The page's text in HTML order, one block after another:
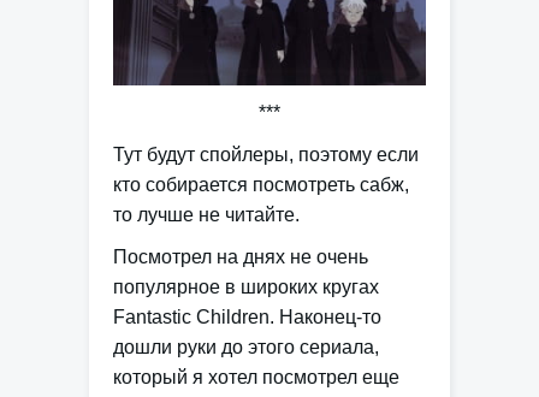
***
Тут будут спойлеры, поэтому если
кто собирается посмотреть сабж,
то лучше не читайте.
Посмотрел на днях не очень
популярное в широких кругах
Fantastic Children. Наконец-то
дошли руки до этого сериала,
который я хотел посмотрел еще